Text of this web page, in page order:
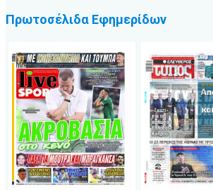
Πρωτοσέλιδα Εφημερίδων